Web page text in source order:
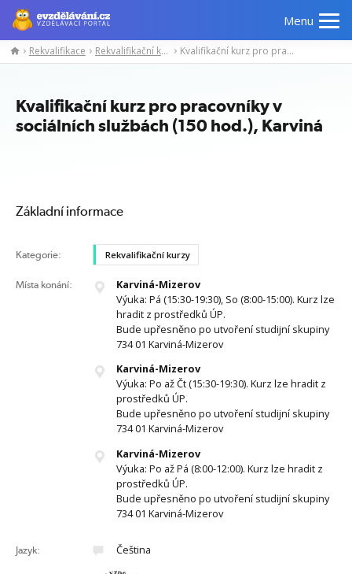
Menu
Manažerské
Odborné
Počítačové
Rekvalifikace Rekvalifikační kurzy Kvalifikační kurz pro pracovníky v sociálních službách (150 hod.), Karviná
Kvalifikační kurz pro pracovníky v
sociálních službách (150 hod.), Karviná
Základní informace
Kategorie: Rekvalifikační kurzy
Místa konání:
Karviná-Mizerov
Výuka: Pá (15:30-19:30), So (8:00-15:00). Kurz lze
hradit z prostředků ÚP.
Bude upřesněno po utvoření studijní skupiny
734 01 Karviná-Mizerov
Karviná-Mizerov
Výuka: Po až Čt (15:30-19:30). Kurz lze hradit z
prostředků ÚP.
Bude upřesněno po utvoření studijní skupiny
734 01 Karviná-Mizerov
Karviná-Mizerov
Výuka: Po až Pá (8:00-12:00). Kurz lze hradit z
prostředků ÚP.
Bude upřesněno po utvoření studijní skupiny
734 01 Karviná-Mizerov
Jazyk: Čeština